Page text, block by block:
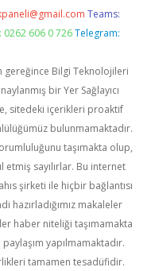
Teams:
606 0 726 Telegram:
gereğince Bilgi Teknolojileri
bir Yer Sağlayıcı
sitedeki içerikleri proaktif
bulunmamaktadır.
taşımakta olup,
sayılırlar. Bu internet
şirketi ile hiçbir bağlantısı
hazırladığımız makaleler
haber niteliği taşımamakta
yapılmamaktadır.
tamamen tesadüfidir.